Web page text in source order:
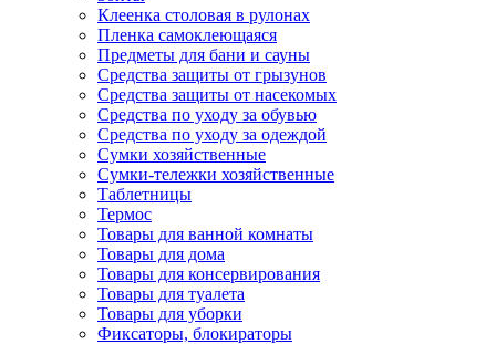
Клеенка столовая в рулонах
Пленка самоклеющаяся
Предметы для бани и сауны
Средства защиты от грызунов
Средства защиты от насекомых
Средства по уходу за обувью
Средства по уходу за одеждой
Сумки хозяйственные
Сумки-тележки хозяйственные
Таблетницы
Термос
Товары для ванной комнаты
Товары для дома
Товары для консервирования
Товары для туалета
Товары для уборки
Фиксаторы, блокираторы